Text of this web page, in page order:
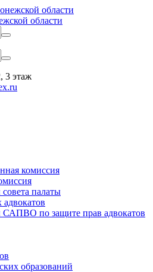
области
3 этаж
комиссия
палаты
САПВО по защите прав адвокатов
образований